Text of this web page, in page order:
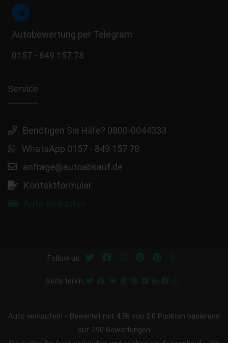
Autobewertung per Telegram
0157 - 849 157 78
Service
Benötigen Sie Hilfe? 0800-0044333
WhatsApp 0157 - 849 157 78
anfrage@autoabkauf.de
Kontaktformular
Follow us:
Seite teilen:
Auto verkaufen! - Bewertet mit 4.76 von 5.0 Punkten basierend
auf 290 Bewertungen